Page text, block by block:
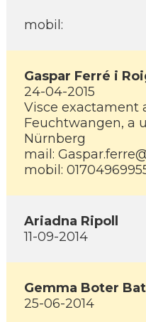
mobil:
Gaspar Ferré i
24-04-2015
Visce exactament
Feuchtwangen, a
Nürnberg
mail:
mobil:
Ariadna Ripoll
11-09-2014
Gemma Boter
25-06-2014